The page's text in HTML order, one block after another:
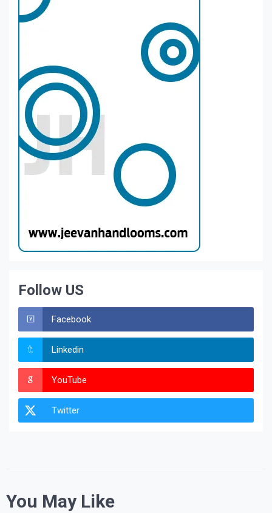
Follow US
Facebook
Linkedin
YouTube
Twitter
You May Like